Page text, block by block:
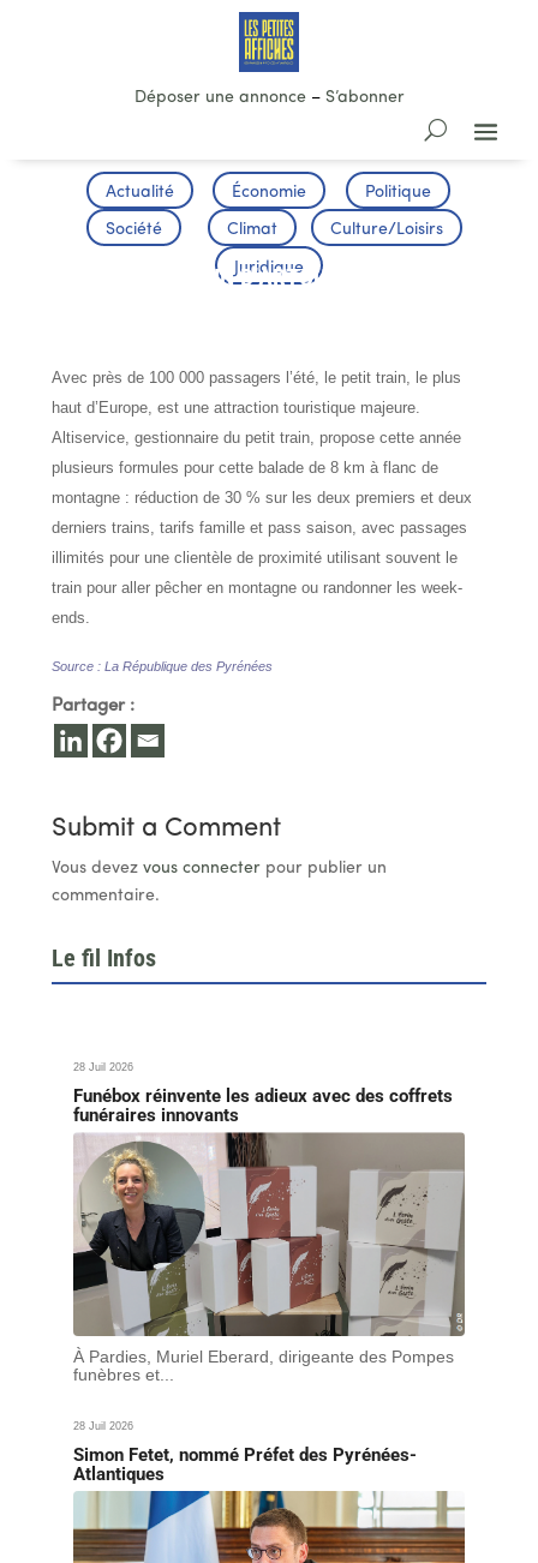
Déposer une annonce– S’abonner
Actualité Économie Politique
Société Climat Culture/Loisirs
Juridique
LE PETIT TRAIN D’ARTOUSTE A REPRIS
Avec près de 100 000 passagers l’été, le petit train, le plus
haut d’Europe, est une attraction touristique majeure.
Altiservice, gestionnaire du petit train, propose cette année
plusieurs formules pour cette balade de 8 km à flanc de
montagne : réduction de 30 % sur les deux premiers et deux
derniers trains, tarifs famille et pass saison, avec passages
illimités pour une clientèle de proximité utilisant souvent le
train pour aller pêcher en montagne ou randonner les week-
ends.
Source : La République des Pyrénées
Partager :
Submit a Comment
Vous devez vous connecterpour publier un
commentaire.
Le fil Infos
28 Juil 2026
Funébox réinvente les adieux avec des coffrets
funéraires innovants
À Pardies, Muriel Eberard, dirigeante des Pompes
funèbres et...
28 Juil 2026
Simon Fetet, nommé Préfet des Pyrénées-
Atlantiques